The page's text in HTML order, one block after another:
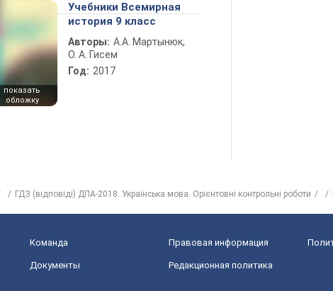
показать
обложку
Учебники Всемирная
история 9 класс
Авторы: А.А. Мартынюк,
О. А. Гисем
Год: 2017
ГДЗ (відповіді) ДПА-2018. Українська мова. Орієнтовні контрольні роботи
Команда Правовая информация
Документы Редакционная политика